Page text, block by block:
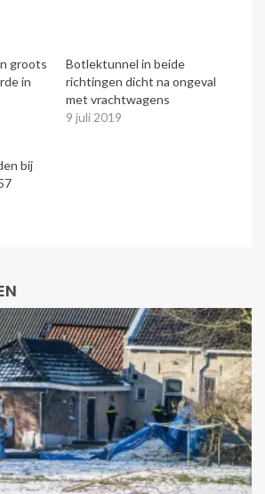
groots
in
Botlektunnel in beide
richtingen dicht na ongeval
met vrachtwagens
9 juli 2019
bij